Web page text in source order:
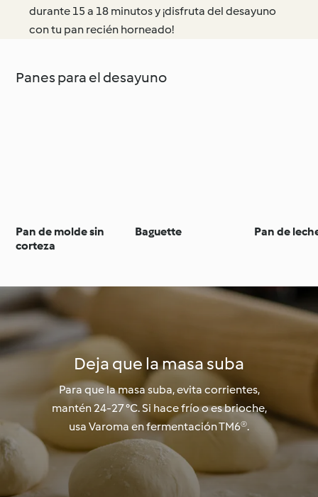
durante 15 a 18 minutos y ¡disfruta del desayuno
con tu pan recién horneado!
Panes para el desayuno
Pan de molde sin
corteza
Baguette Pan de
Deja que la masa suba
Para que la masa suba, evita corrientes,
mantén 24-27 °C. Si hace frío o es brioche,
usa Varoma en fermentación TM6®.